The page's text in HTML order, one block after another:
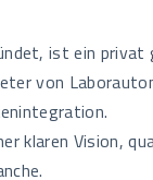
o
k
n
ist ein
von
klaren Vision,